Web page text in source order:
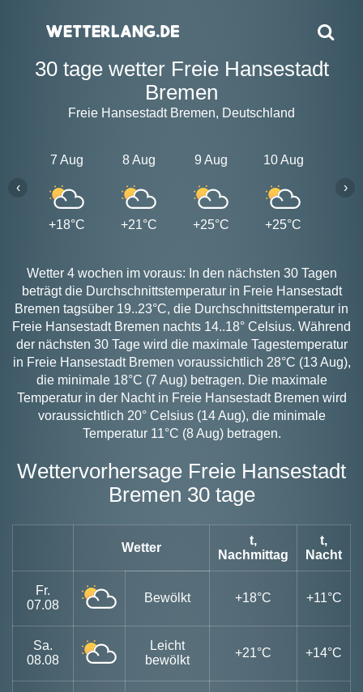
30 tage wetter Freie Hansestadt
Bremen
Freie Hansestadt Bremen, Deutschland
7 Aug
+18°C
8 Aug
+21°C
9 Aug
+25°C
10 Aug
+25°C
‹ ›
Wetter 4 wochen im voraus: In den nächsten 30 Tagen
beträgt die Durchschnittstemperatur in Freie Hansestadt
Bremen tagsüber 19..23°C, die Durchschnittstemperatur in
Freie Hansestadt Bremen nachts 14..18° Celsius. Während
der nächsten 30 Tage wird die maximale Tagestemperatur
in Freie Hansestadt Bremen voraussichtlich 28°C (13 Aug),
die minimale 18°C (7 Aug) betragen. Die maximale
Temperatur in der Nacht in Freie Hansestadt Bremen wird
voraussichtlich 20° Celsius (14 Aug), die minimale
Temperatur 11°C (8 Aug) betragen.
Wettervorhersage Freie Hansestadt
Bremen 30 tage
Wetter
t,
Nachmittag
t,
Nacht
Fr.
07.08
Bewölkt +18°C +11°C
Sa.
08.08
Leicht
bewölkt
+21°C +14°C